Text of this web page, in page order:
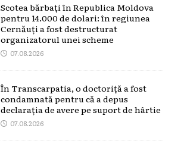
Scotea bărbați în Republica Moldova
pentru 14.000 de dolari: în regiunea
Cernăuți a fost destructurat
organizatorul unei scheme
07.08.2026
În Transcarpatia, o doctoriță a fost
condamnată pentru că a depus
declarația de avere pe suport de hârtie
07.08.2026